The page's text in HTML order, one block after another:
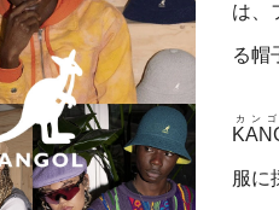
は、
る帽
カン
服に